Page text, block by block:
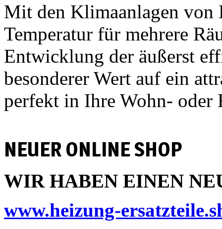
Mit den Klimaanlagen von
Temperatur für mehrere
Entwicklung der äußerst
besonderer Wert auf ein
perfekt in Ihre Wohn- oder
NEUER ONLINE SHOP
WIR HABEN EINEN
www.heizung-